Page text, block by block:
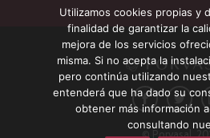
© Porvasal,
Utilizamos cookies propias y
finalidad de garantizar la
mejora de los servicios
misma. Si no acepta la
pero continúa utilizando
entenderá que ha dado su
obtener más información
consultando